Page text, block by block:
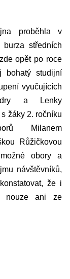
proběhla v
středních
opět po roce
bohatý studijní
vyučujících
a Lenky
žáky 2. ročníku
Milanem
Růžičkovou
obory a
návštěvníků,
že i
nouze ani ze